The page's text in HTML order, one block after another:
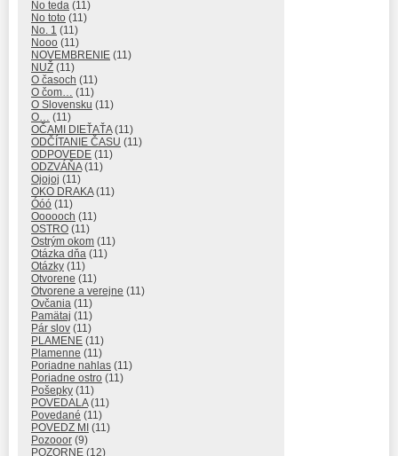
No teda (11)
No toto (11)
No. 1 (11)
Nooo (11)
NOVEMBRENIE (11)
NUŽ (11)
O časoch (11)
O čom… (11)
O Slovensku (11)
O… (11)
OČAMI DIEŤAŤA(11)
ODČÍTANIE ČASU (11)
ODPOVEDE (11)
ODZVÁŇA(11)
Ojojoj (11)
OKO DRAKA(11)
Óóó (11)
Oooooch (11)
OSTRO (11)
Ostrým okom (11)
Otázka dňa (11)
Otázky (11)
Otvorene (11)
Otvorene a verejne (11)
Ovčania (11)
Pamätaj (11)
Pár slov (11)
PLAMENE (11)
Plamenne (11)
Poriadne nahlas (11)
Poriadne ostro (11)
Pošepky (11)
POVEDALA(11)
Povedané (11)
POVEDZ MI (11)
Pozooor (9)
POZORNE (12)